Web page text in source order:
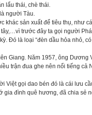
lẩu thái, chè thái.
người Tàu.
khác sản xuất để tiêu thụ, như
trước đây ta gọi người
Đó là loại “đèn dầu hỏa nhỏ,
Giang. Năm 1957, ông
trận đua ghe nên nổi tiếng cả
Việt gọi dao bén đó là cái lưu
gia đình quê hương, đã chia sẻ